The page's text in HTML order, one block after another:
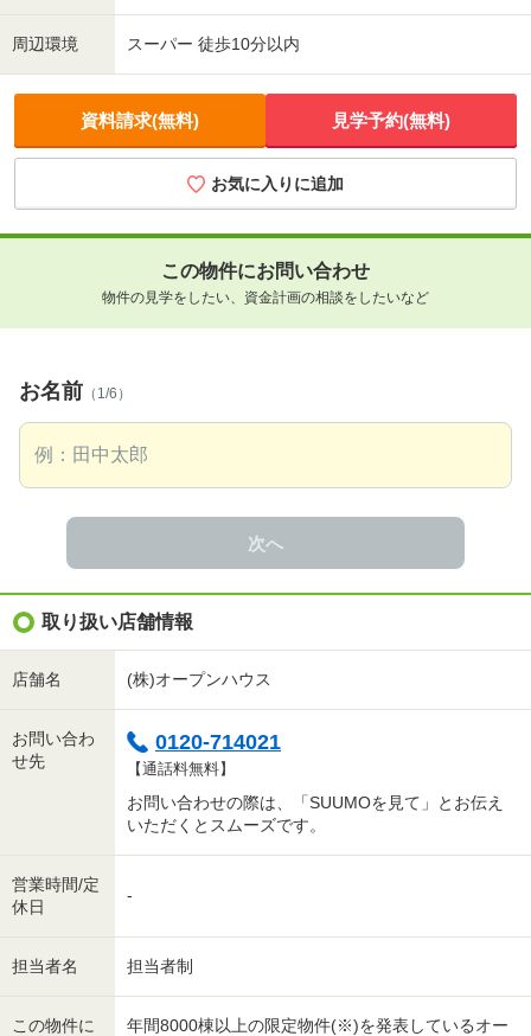
周辺環境 スーパー 徒歩10分以内
資料請求(無料) 見学予約(無料)
お気に入りに追加
この物件にお問い合わせ
物件の見学をしたい、資金計画の相談をしたいなど
お名前 （1/6）
次へ
取り扱い店舗情報
店舗名 (株)オープンハウス
お問い合わ
せ先
0120-714021
【通話料無料】
お問い合わせの際は、「SUUMOを見て」とお伝え
いただくとスムーズです。
営業時間/定
休日
-
担当者名 担当者制
この物件に 年間8000棟以上の限定物件(※)を発表しているオー